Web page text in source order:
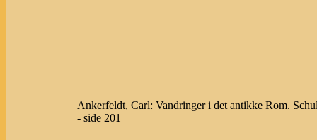
Ankerfeldt, Carl: Vandringer i det antikke Rom.
- side 201